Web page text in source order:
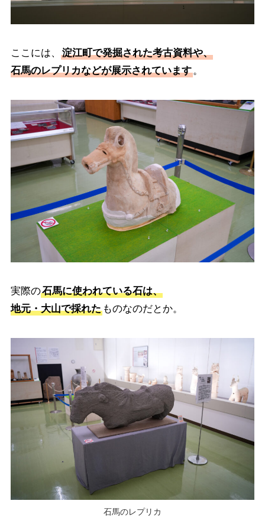
ここには、
淀江町で発掘された考古資料や、
石馬のレプリカなどが展示されています。
実際の石馬に使われている石は、
地元・大山で採れたものなのだとか。
石馬のレプリカ